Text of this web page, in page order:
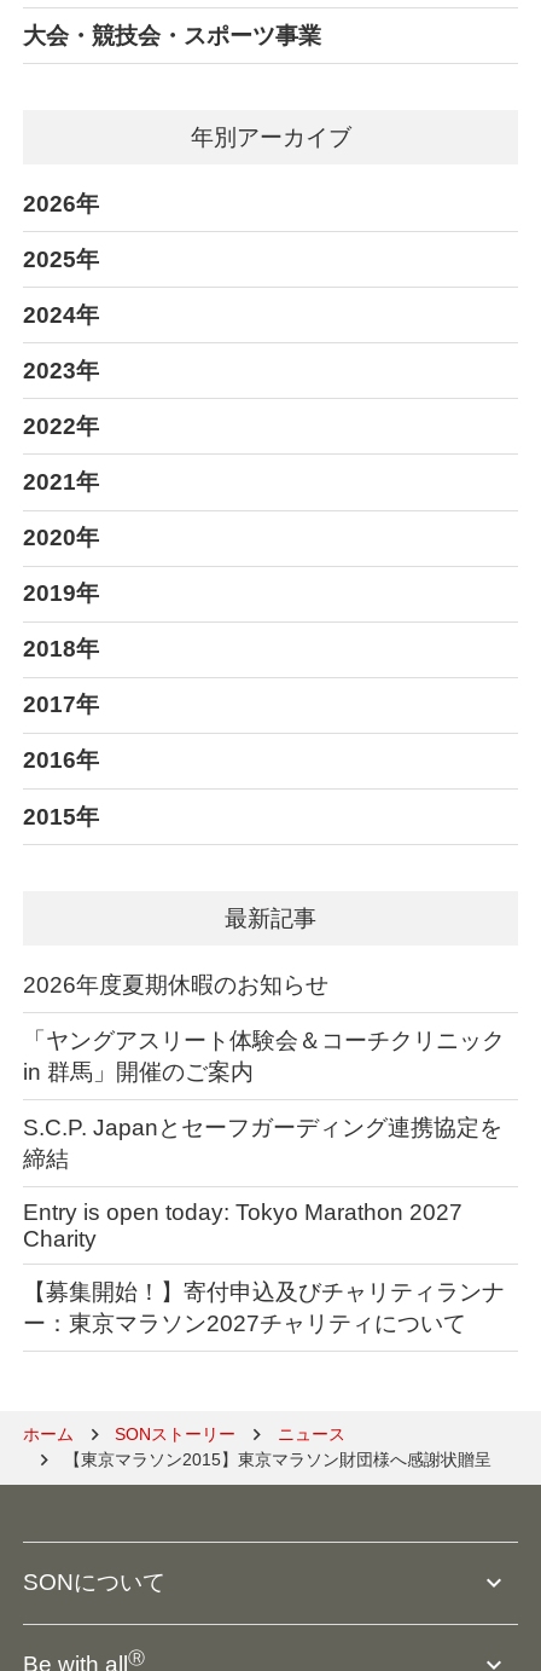
大会・競技会・スポーツ事業
年別アーカイブ
2026年
2025年
2024年
2023年
2022年
2021年
2020年
2019年
2018年
2017年
2016年
2015年
最新記事
2026年度夏期休暇のお知らせ
「ヤングアスリート体験会＆コーチクリニック
in 群馬」開催のご案内
S.C.P. Japanとセーフガーディング連携協定を
締結
Entry is open today: Tokyo Marathon 2027
Charity
【募集開始！】寄付申込及びチャリティランナ
ー：東京マラソン2027チャリティについて
ホーム SONストーリー
ニュース
【東京マラソン2015】東京マラソン財団様へ感謝状贈呈
SONについて expand_more
SO組織について
Be with allⓇ